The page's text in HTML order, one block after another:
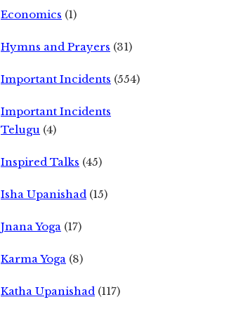
Economics (1)
Hymns and Prayers (31)
Important Incidents (554)
Important Incidents
Telugu (4)
Inspired Talks (45)
Isha Upanishad (15)
Jnana Yoga (17)
Karma Yoga (8)
Katha Upanishad (117)